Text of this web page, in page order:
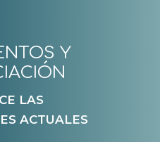
Y
LAS
ACTUALES